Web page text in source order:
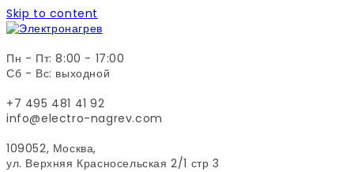
Skip to content
Пн - Пт: 8:00 - 17:00
Сб - Вс: выходной
+7 495 481 41 92
info@electro-nagrev.com
109052, Москва,
ул. Верхняя Красносельская 2/1 стр 3